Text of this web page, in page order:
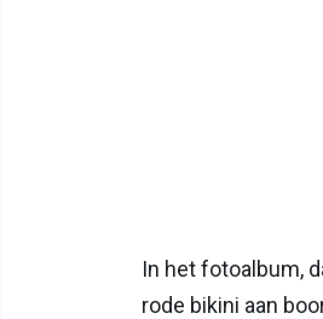
In het fotoalbum,
rode bikini aan